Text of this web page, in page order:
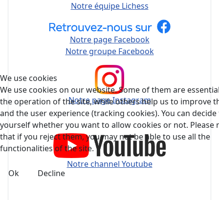
Notre équipe Lichess
Notre page Facebook
Notre groupe Facebook
Notre page Instagram
Notre channel Youtube
We use cookies
We use cookies on our website. Some of them are
the operation of the site, while others help us to improve
and the user experience (tracking cookies). You can
yourself whether you want to allow cookies or not. Please
that if you reject them, you may not be able to use all the
functionalities of the site.
Ok Decline